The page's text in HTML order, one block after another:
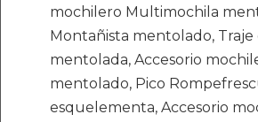
mochilero Multimochila
Montañista mentolado,
mentolada, Accesorio
mentolado, Pico
esquelementa, Accesorio